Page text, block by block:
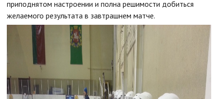
приподнятом настроении и полна решимости добиться
желаемого результата в завтрашнем матче.